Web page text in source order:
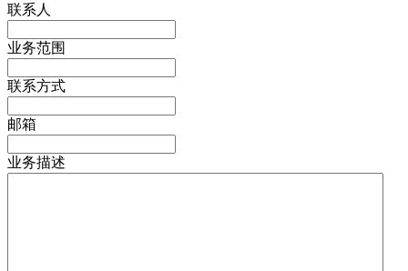
联系人
业务范围
联系方式
邮箱
业务描述